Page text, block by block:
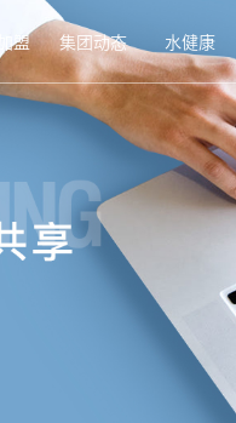
盟 集团动态 水健康